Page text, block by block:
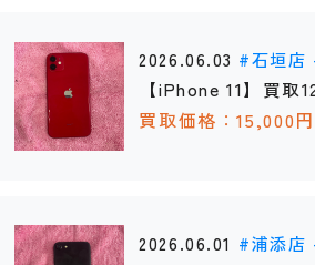
2026.06.03 石垣店
【iPhone 11】買取
《石垣店》
買取価格：15,000円
2026.06.01 浦添店